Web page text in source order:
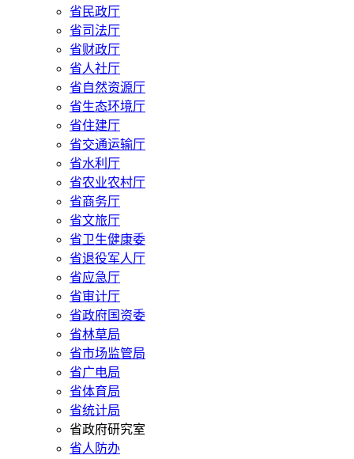
省民政厅
省司法厅
省财政厅
省人社厅
省自然资源厅
省生态环境厅
省住建厅
省交通运输厅
省水利厅
省农业农村厅
省商务厅
省文旅厅
省卫生健康委
省退役军人厅
省应急厅
省审计厅
省政府国资委
省林草局
省市场监管局
省广电局
省体育局
省统计局
省政府研究室
省人防办